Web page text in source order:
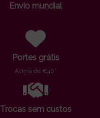
Envio mundial
Portes grátis
Acima de €40*
Trocas sem custos